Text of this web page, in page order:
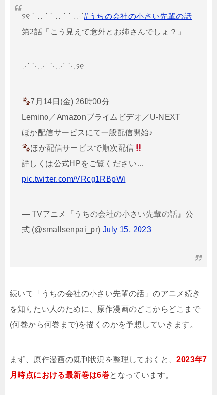
୨୧ ⋱⋰ ⋱⋰ ⋱⋰#うちの会社の小さい先輩の話
第2話「こう見えて意外とお姉さんでしょ？」
⋰ ⋱⋰ ⋱⋰ ⋱୨୧
7月14日(金) 26時00分
Lemino／Amazonプライムビデオ／U-NEXT
ほか配信サービスにて一般配信開始♪
ほか配信サービスで順次配信
詳しくは公式HPをご覧ください…
pic.twitter.com/VRcg1RBpWi
— TVアニメ『うちの会社の小さい先輩の話』公
式 (@smallsenpai_pr)July 15, 2023
続いて「うちの会社の小さい先輩の話」のアニメ続き
を知りたい人のために、原作漫画のどこからどこまで
(何巻から何巻まで)を描くのかを予想していきます。
まず、原作漫画の既刊状況を整理しておくと、2023年7
月時点における最新巻は6巻となっています。